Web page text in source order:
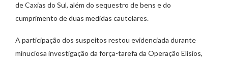
de Caxias do Sul, além do sequestro de bens e do
cumprimento de duas medidas cautelares.
A participação dos suspeitos restou evidenciada durante
minuciosa investigação da força-tarefa da Operação Elísios,